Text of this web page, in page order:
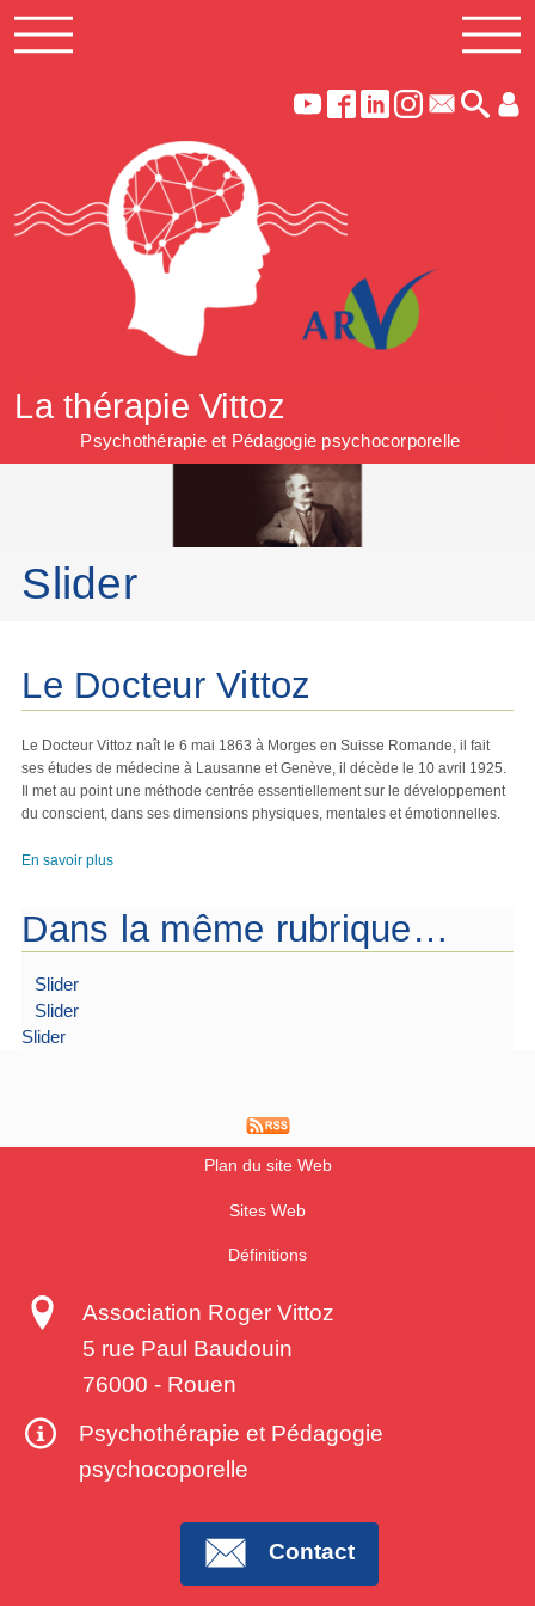
La thérapie Vittoz
Psychothérapie et Pédagogie psychocorporelle
Slider
Le Docteur Vittoz
Le Docteur Vittoz naît le 6 mai 1863 à Morges en Suisse Romande, il fait
ses études de médecine à Lausanne et Genève, il décède le 10 avril 1925.
Il met au point une méthode centrée essentiellement sur le développement
du conscient, dans ses dimensions physiques, mentales et émotionnelles.
En savoir plus
Dans la même rubrique…
Slider
Slider
Slider
Plan du site Web
Sites Web
Définitions
Association Roger Vittoz
5 rue Paul Baudouin
76000 - Rouen
Psychothérapie et Pédagogie
psychocoporelle
Contact